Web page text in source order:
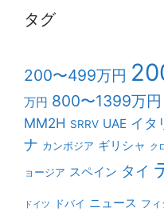
タグ
200〜499万円
万円 800〜1399万円
MM2H SRRV UAE イタ
ナ カンボジア ギリシャ ク
ョージア スペイン タイ
ドイツ ドバイ ニュース フィ